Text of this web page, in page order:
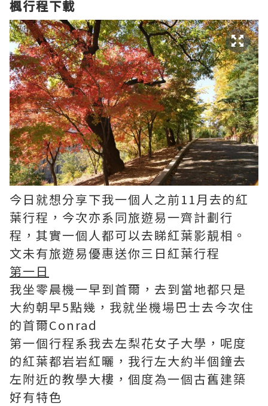
楓行程下載
今日就想分享下我一個人之前11月去的紅
葉行程，今次亦系同旅遊易一齊計劃行
程，其實一個人都可以去睇紅葉影靚相。
文未有旅遊易優惠送你三日紅葉行程
第一日
我坐零晨機一早到首爾，去到當地都只是
大約朝早5點幾，我就坐機場巴士去今次住
的首爾Conrad
第一個行程系我去左梨花女子大學，呢度
的紅葉都岩岩紅曬，我行左大約半個鐘去
左附近的教學大樓，個度為一個古舊建築
好有特色